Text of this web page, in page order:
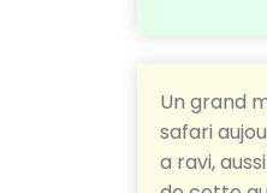
Un grand
safari
a ravi,